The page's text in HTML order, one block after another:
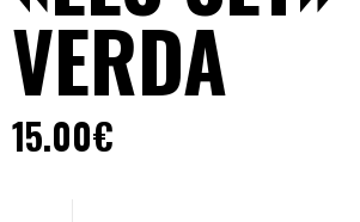
VERDA
15.00€